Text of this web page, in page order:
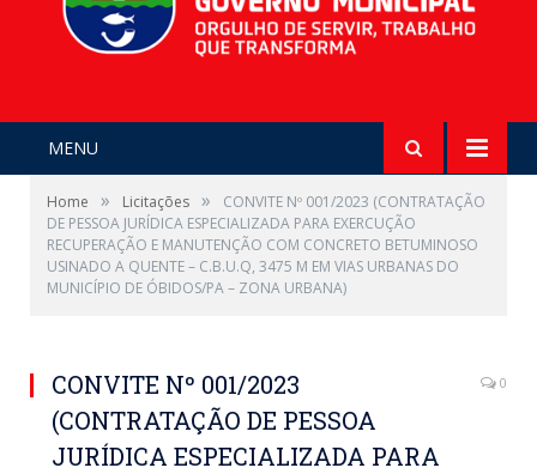
MENU
Home » Licitações »
CONVITE Nº 001/2023 (CONTRATAÇÃO
DE PESSOA JURÍDICA ESPECIALIZADA PARA EXERCUÇÃO
RECUPERAÇÃO E MANUTENÇÃO COM CONCRETO BETUMINOSO
USINADO A QUENTE – C.B.U.Q, 3475 M EM VIAS URBANAS DO
MUNICÍPIO DE ÓBIDOS/PA – ZONA URBANA)
CONVITE Nº 001/2023
(CONTRATAÇÃO DE PESSOA
JURÍDICA ESPECIALIZADA PARA
0